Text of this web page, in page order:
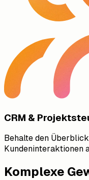
CRM &
Behalte den
Kundeninteraktionen
Komplexe